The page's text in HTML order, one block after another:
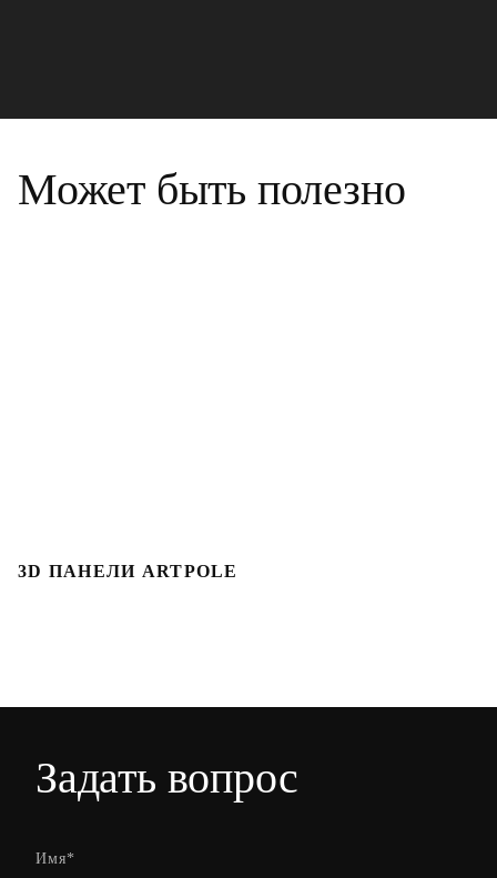
Может быть полезно
3D ПАНЕЛИ ARTPOLE
Задать вопрос